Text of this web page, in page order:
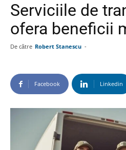
Serviciile de
ofera beneficii
De către Robert Stanescu -
Facebook Linkedin